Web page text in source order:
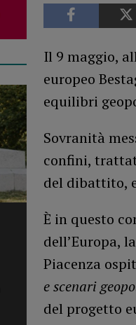
Il 9 maggio,
europeo
equilibri
Sovranità
confini,
del dibattito,
È in questo
dell’Europa,
Piacenza
e scenari
del progetto